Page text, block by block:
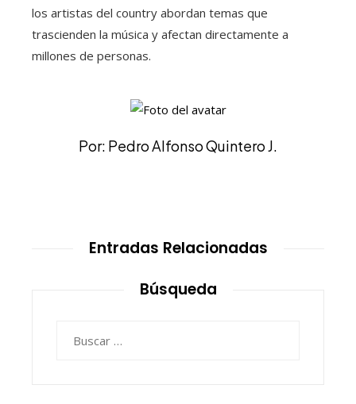
los artistas del country abordan temas que
trascienden la música y afectan directamente a
millones de personas.
Por: Pedro Alfonso Quintero J.
Entradas Relacionadas
Búsqueda